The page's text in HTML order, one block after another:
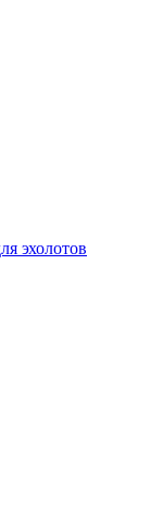
эхолотов